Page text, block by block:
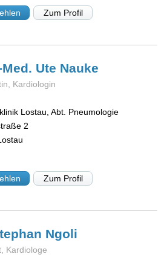
Zum Profil
Ute Nauke
Kardiologin
Lostau, Abt. Pneumologie
2
Zum Profil
Ngoli
Kardiologe